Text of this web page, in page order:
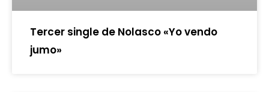
Tercer single de Nolasco «Yo vendo
jumo»